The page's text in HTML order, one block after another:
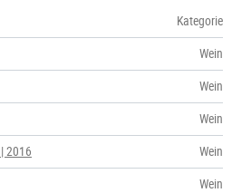
Kategorie
Wein
Wein
Wein
2016
Wein
Wein